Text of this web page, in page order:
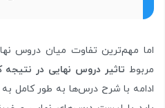
اما مهم‌ترین تفاوت میان دروس
مربوط تاثیر دروس نهایی در نتیجه
ادامه با شرح درس‌ها به طور کامل به